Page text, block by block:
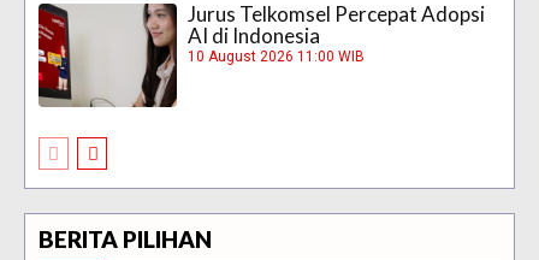
Jurus Telkomsel Percepat Adopsi
AI di Indonesia
10 August 2026 11:00 WIB
BERITA PILIHAN